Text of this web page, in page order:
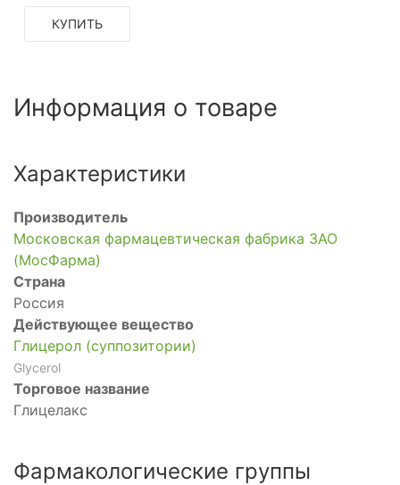
КУПИТЬ
Информация о товаре
Характеристики
Производитель
Московская фармацевтическая фабрика ЗАО
(МосФарма)
Страна
Россия
Действующее вещество
Глицерол (суппозитории)
Glycerol
Торговое название
Глицелакс
Фармакологические группы